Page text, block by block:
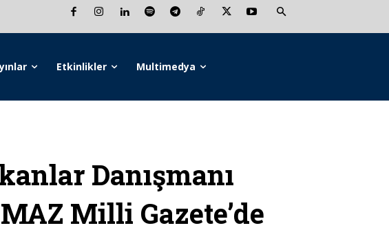
Etkinlikler Multimedya
Danışmanı
Milli Gazete’de